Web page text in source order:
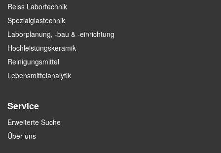
Reiss Labortechnik
Spezialglastechnik
Laborplanung, -bau & -einrichtung
Hochleistungskeramik
Reinigungsmittel
Lebensmittelanalytik
Service
Erweiterte Suche
Über uns